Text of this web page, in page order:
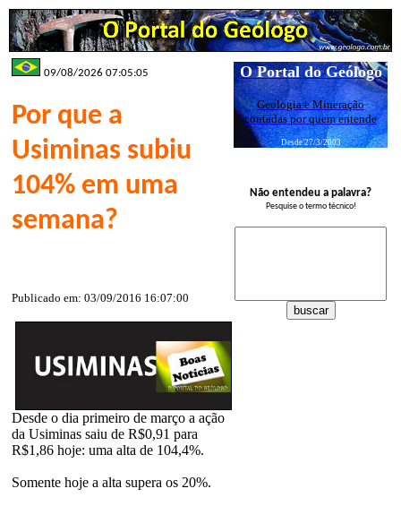
09/08/2026 07:05:05
Por que a
Usiminas subiu
104% em uma
semana?
Publicado em: 03/09/2016 16:07:00
Desde o dia primeiro de março a ação
da Usiminas saiu de R$0,91 para
R$1,86 hoje: uma alta de 104,4%.
Somente hoje a alta supera os 20%.
O Portal do Geólogo
Geologia e Mineração
contadas por quem entende
Desde 27/3/2003
Não entendeu a palavra?
Pesquise o termo técnico!